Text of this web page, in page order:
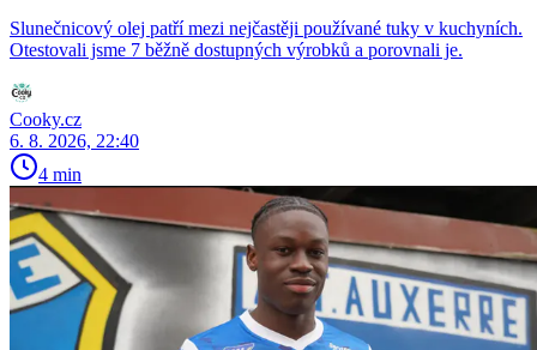
Slunečnicový olej patří mezi nejčastěji používané tuky v kuchyních.
Otestovali jsme 7 běžně dostupných výrobků a porovnali je.
Cooky.cz
6. 8. 2026, 22:40
4 min